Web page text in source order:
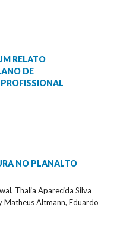
RELATO
DE
NO PLANALTO
Thalia Aparecida Silva
Matheus Altmann, Eduardo